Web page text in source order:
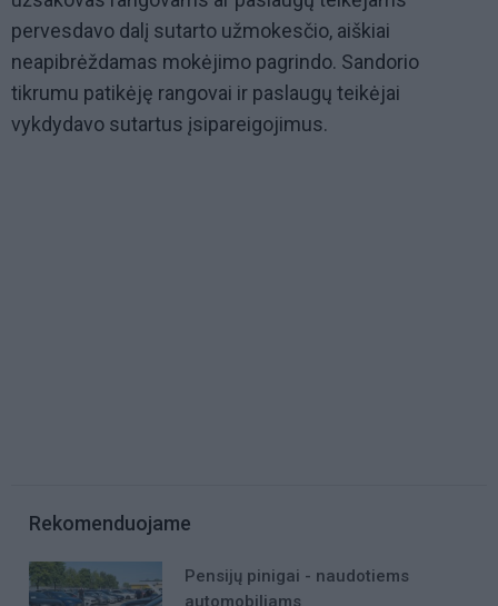
pervesdavo dalį sutarto užmokesčio, aiškiai
neapibrėždamas mokėjimo pagrindo. Sandorio
tikrumu patikėję rangovai ir paslaugų teikėjai
vykdydavo sutartus įsipareigojimus.
Rekomenduojame
Pensijų pinigai - naudotiems
automobiliams